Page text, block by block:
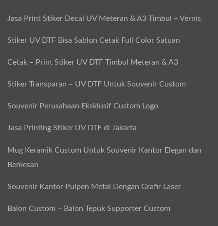
Jasa Print Stiker Decal UV Meteran & A3 Timbul + Vernis
Stiker UV DTF Bisa Sablon Cetak Full Color Satuan
Cetak – Print Stiker UV DTF Timbul Meteran & A3
Stiker Transparan – UV DTF Untuk Souvenir Custom
Souvenir Perusahaan Eksklusif Custom Logo
Jasa Printing Stiker UV DTF di Jakarta
Mug Keramik Custom Untuk Souvenir Kantor Elegan dan
Berkesan
Souvenir Kantor Pulpen Metal Dengan Grafir Laser
Balon Custom – Balon Tepuk Supporter Custom